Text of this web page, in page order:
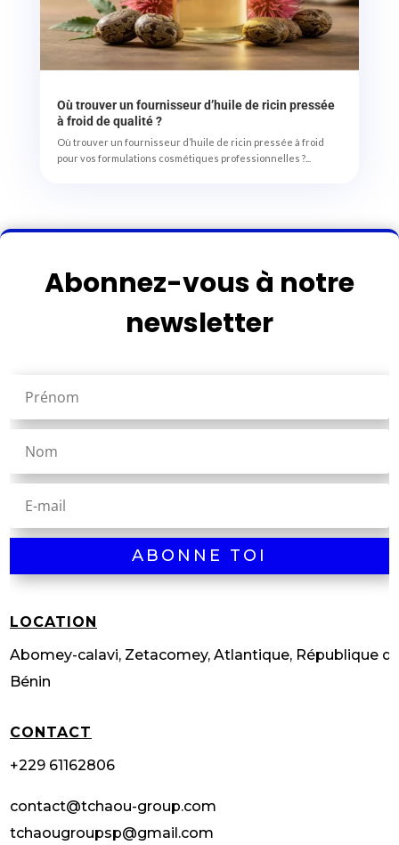
Où trouver un fournisseur d’huile de ricin pressée
à froid de qualité ?
Où trouver un fournisseur d’huile de ricin pressée à froid
pour vos formulations cosmétiques professionnelles ?...
Abonnez-vous à notre
newsletter
ABONNE TOI
LOCATION
Abomey-calavi, Zetacomey, Atlantique, République
Bénin
CONTACT
+229 61162806
contact@tchaou-group.com
tchaougroupsp@gmail.com